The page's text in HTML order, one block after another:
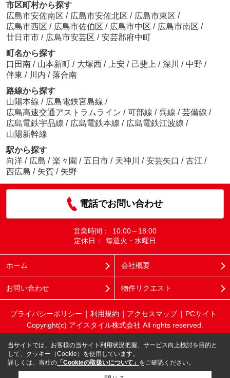
市区町村から探す
広島市安佐南区 / 広島市安佐北区 / 広島市東区 /
広島市西区 / 広島市佐伯区 / 広島市中区 / 広島市南区 /
廿日市市 / 広島市安芸区 / 安芸郡府中町
町名から探す
口田南 / 山本新町 / 大塚西 / 上安 / 己斐上 / 深川 / 中野 /
伴東 / 川内 / 落合南
路線から探す
山陽本線 / 広島電鉄宮島線 /
広島高速交通アストラムライン / 可部線 / 呉線 / 芸備線 /
広島電鉄宇品線 / 広島電鉄本線 / 広島電鉄江波線 /
山陽新幹線
駅から探す
向洋 / 広島 / 楽々園 / 五日市 / 天神川 / 安芸矢口 / 古江 /
西広島 / 矢賀 / 矢野
電話でお問い合わせ
営業時間：
10:00～18:00
定休日：
毎週火・水曜日
ホーム 会社概要
お問い合わせ 物件リクエスト
プライバシーポリシー 利用規約 アクセスマップ
PCサイト
Copyright(c) アイスタイル株式会社 All rights reserved.
当サイトでは、お客様の当サイト利用状況把握、サービス向上検討を目的と
して、クッキー（Cookie）を使用しています。
詳しくは、当社の 「Cookieの取扱いについて」 をご確認ください。